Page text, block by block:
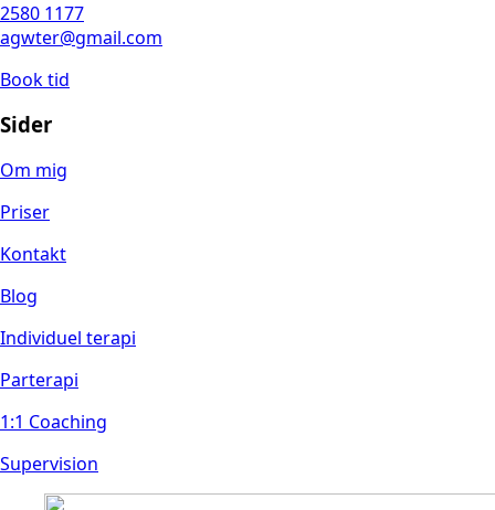
2580 1177
agwter@gmail.com
Book tid
Sider
Om mig
Priser
Kontakt
Blog
Individuel terapi
Parterapi
1:1 Coaching
Supervision